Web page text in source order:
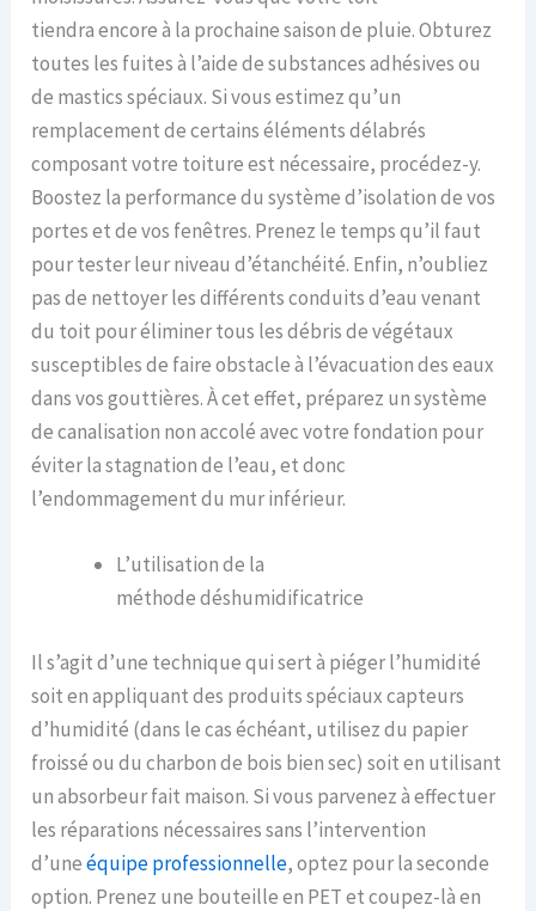
tiendraencore à la prochaine saison de pluie. Obturez
toutes les fuites à l’aide de substances adhésives ou
de mastics spéciaux. Si vous estimez qu’un
remplacement de certains éléments délabrés
composant votre toiture est nécessaire, procédez-y.
Boostez la performance du système d’isolation de vos
portes et de vos fenêtres. Prenez le temps qu’il faut
pour tester leur niveau d’étanchéité. Enfin, n’oubliez
pas de nettoyer les différents conduits d’eau venant
du toit pour éliminer tous les débris de végétaux
susceptibles de faire obstacle à l’évacuation des eaux
dans vos gouttières. À cet effet, préparez un système
de canalisation non accolé avec votre fondation pour
éviter la stagnation de l’eau, et donc
l’endommagement du mur inférieur.
L’utilisation de la
méthode déshumidificatrice
Il s’agit d’une technique qui sert à piéger l’humidité
soit en appliquant des produits spéciaux capteurs
d’humidité (dans le cas échéant, utilisez du papier
froissé ou du charbon de bois bien sec) soit en utilisant
un absorbeur fait maison. Si vous parvenez à effectuer
les réparations nécessaires sans l’intervention
d’uneéquipe professionnelle, optez pour la seconde
option. Prenez une bouteille en PET et coupez-là en